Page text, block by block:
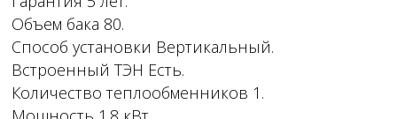
Объем бака 80.
Способ установки Вертикальный.
Встроенный ТЭН Есть.
Количество теплообменников 1.